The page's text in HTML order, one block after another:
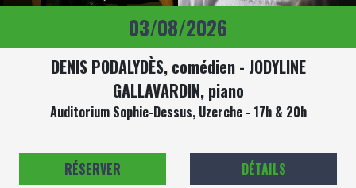
03/08/2026
DENIS PODALYDÈS, comédien - JODYLINE
GALLAVARDIN, piano
Auditorium Sophie-Dessus, Uzerche - 17h & 20h
RÉSERVER DÉTAILS